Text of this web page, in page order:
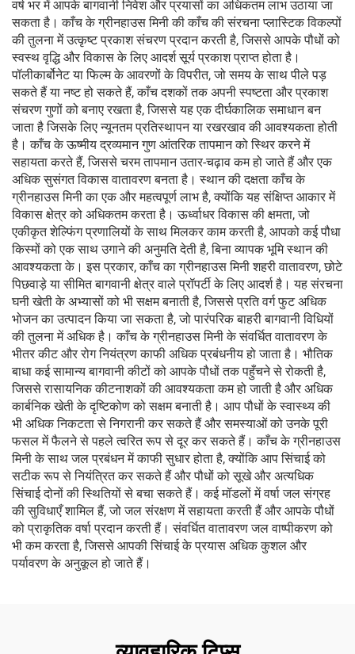
वर्ष भर में आपके बागवानी निवेश और प्रयासों का अधिकतम लाभ उठाया जा
सकता है। काँच के ग्रीनहाउस मिनी की काँच की संरचना प्लास्टिक विकल्पों
की तुलना में उत्कृष्ट प्रकाश संचरण प्रदान करती है, जिससे आपके पौधों को
स्वस्थ वृद्धि और विकास के लिए आदर्श सूर्य प्रकाश प्राप्त होता है।
पॉलीकार्बोनेट या फिल्म के आवरणों के विपरीत, जो समय के साथ पीले पड़
सकते हैं या नष्ट हो सकते हैं, काँच दशकों तक अपनी स्पष्टता और प्रकाश
संचरण गुणों को बनाए रखता है, जिससे यह एक दीर्घकालिक समाधान बन
जाता है जिसके लिए न्यूनतम प्रतिस्थापन या रखरखाव की आवश्यकता होती
है। काँच के ऊष्मीय द्रव्यमान गुण आंतरिक तापमान को स्थिर करने में
सहायता करते हैं, जिससे चरम तापमान उतार-चढ़ाव कम हो जाते हैं और एक
अधिक सुसंगत विकास वातावरण बनता है। स्थान की दक्षता काँच के
ग्रीनहाउस मिनी का एक और महत्वपूर्ण लाभ है, क्योंकि यह संक्षिप्त आकार में
विकास क्षेत्र को अधिकतम करता है। ऊर्ध्वाधर विकास की क्षमता, जो
एकीकृत शेल्फिंग प्रणालियों के साथ मिलकर काम करती है, आपको कई पौधा
किस्मों को एक साथ उगाने की अनुमति देती है, बिना व्यापक भूमि स्थान की
आवश्यकता के। इस प्रकार, काँच का ग्रीनहाउस मिनी शहरी वातावरण, छोटे
पिछवाड़े या सीमित बागवानी क्षेत्र वाले प्रॉपर्टी के लिए आदर्श है। यह संरचना
घनी खेती के अभ्यासों को भी सक्षम बनाती है, जिससे प्रति वर्ग फुट अधिक
भोजन का उत्पादन किया जा सकता है, जो पारंपरिक बाहरी बागवानी विधियों
की तुलना में अधिक है। काँच के ग्रीनहाउस मिनी के संवर्धित वातावरण के
भीतर कीट और रोग नियंत्रण काफी अधिक प्रबंधनीय हो जाता है। भौतिक
बाधा कई सामान्य बागवानी कीटों को आपके पौधों तक पहुँचने से रोकती है,
जिससे रासायनिक कीटनाशकों की आवश्यकता कम हो जाती है और अधिक
कार्बनिक खेती के दृष्टिकोण को सक्षम बनाती है। आप पौधों के स्वास्थ्य की
भी अधिक निकटता से निगरानी कर सकते हैं और समस्याओं को उनके पूरी
फसल में फैलने से पहले त्वरित रूप से दूर कर सकते हैं। काँच के ग्रीनहाउस
मिनी के साथ जल प्रबंधन में काफी सुधार होता है, क्योंकि आप सिंचाई को
सटीक रूप से नियंत्रित कर सकते हैं और पौधों को सूखे और अत्यधिक
सिंचाई दोनों की स्थितियों से बचा सकते हैं। कई मॉडलों में वर्षा जल संग्रह
की सुविधाएँ शामिल हैं, जो जल संरक्षण में सहायता करती हैं और आपके पौधों
को प्राकृतिक वर्षा प्रदान करती हैं। संवर्धित वातावरण जल वाष्पीकरण को
भी कम करता है, जिससे आपकी सिंचाई के प्रयास अधिक कुशल और
पर्यावरण के अनुकूल हो जाते हैं।